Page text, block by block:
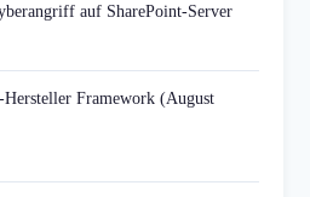
auf SharePoint-Server
Framework (August